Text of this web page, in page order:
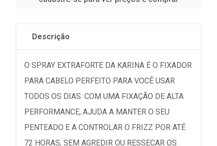
Descrição
O SPRAY EXTRAFORTE DA KARINA É O FIXADOR
PARA CABELO PERFEITO PARA VOCÊ USAR
TODOS OS DIAS. COM UMA FIXAÇÃO DE ALTA
PERFORMANCE, AJUDA A MANTER O SEU
PENTEADO E A CONTROLAR O FRIZZ POR ATÉ
72 HORAS, SEM AGREDIR OU RESSECAR OS